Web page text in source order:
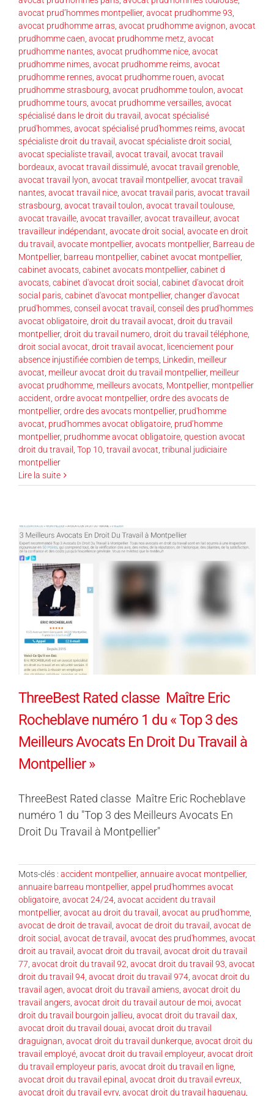
avocat prud’hommes montpellier, avocat prudhomme 93
avocat prudhomme arras avocat prudhomme avignon avocat
prudhomme caen avocat prudhomme metz avocat
prudhomme nantes avocat prudhomme nice avocat
prudhomme nimes avocat prudhomme reims avocat
prudhomme rennes avocat prudhomme rouen avocat
prudhomme strasbourg avocat prudhomme toulon avocat
prudhomme tours avocat prudhomme versailles avocat
spécialisé dans le droit du travail
avocat spécialisé
prud'hommes avocat spécialisé prud'hommes reims avocat
spécialiste droit du travail
avocat spécialiste droit social
avocat specialiste travail
avocat travail
avocat travail
bordeaux avocat travail dissimulé avocat travail grenoble
avocat travail lyon avocat travail montpellier, avocat travail
nantes avocat travail nice avocat travail paris avocat travail
strasbourg avocat travail toulon avocat travail toulouse
avocat travaille avocat travailler, avocat travailleur, avocat
travailleur indépendant avocate droit social
avocate en droit
du travail
avocate montpellier, avocats montpellier, Barreau de
Montpellier, barreau montpellier, cabinet avocat montpellier,
cabinet avocats cabinet avocats montpellier, cabinet d
avocats cabinet d'avocat droit social
cabinet d'avocat droit
social paris cabinet d'avocat montpellier, changer d'avocat
prud'hommes conseil avocat travail
conseil des prud'hommes
avocat obligatoire droit du travail avocat droit du travail
montpellier, droit du travail numero droit du travail téléphone
droit social avocat droit travail avocat
licenciement pour
absence injustifiée combien de temps Linkedin meilleur
avocat meilleur avocat droit du travail montpellier, meilleur
avocat prudhomme meilleurs avocats Montpellier, montpellier
accident ordre avocat montpellier, ordre des avocats de
montpellier, ordre des avocats montpellier, prud'homme
avocat prud'hommes avocat obligatoire prud’homme
montpellier, prudhomme avocat obligatoire question avocat
droit du travail
Top 10 travail avocat tribunal judiciaire
montpellier
Lire la suite
ThreeBest Rated classe Maître Eric
Rocheblave numéro 1 du « Top 3 des
Meilleurs Avocats En Droit Du Travail à
Montpellier »
ThreeBest Rated classe Maître Eric Rocheblave
numéro 1 du "Top 3 des Meilleurs Avocats En
Droit Du Travail à Montpellier"
Mots-clés : accident montpellier, annuaire avocat montpellier,
annuaire barreau montpellier, appel prud'hommes avocat
obligatoire, avocat 24/24, avocat accident du travail
montpellier, avocat au droit du travail , avocat au prud'homme,
avocat de droit de travail , avocat de droit du travail , avocat de
droit social , avocat de travail , avocat des prud'hommes, avocat
droit au travail , avocat droit du travail , avocat droit du travail
77, avocat droit du travail 92, avocat droit du travail 93, avocat
droit du travail 94, avocat droit du travail 974, avocat droit du
travail agen, avocat droit du travail amiens, avocat droit du
travail angers, avocat droit du travail autour de moi, avocat
droit du travail bourgoin jallieu, avocat droit du travail dax,
avocat droit du travail douai, avocat droit du travail
draguignan, avocat droit du travail dunkerque, avocat droit du
travail employé, avocat droit du travail employeur, avocat droit
du travail employeur paris, avocat droit du travail en ligne,
avocat droit du travail epinal , avocat droit du travail evreux,
avocat droit du travail evry, avocat droit du travail haguenau,